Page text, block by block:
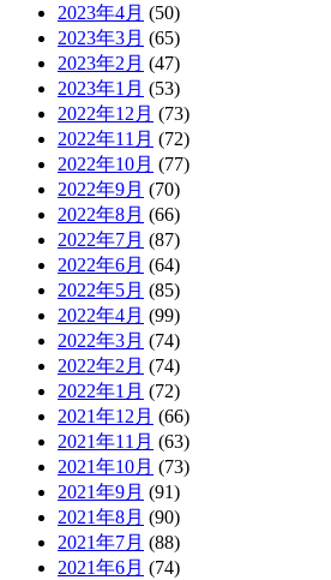
2023年4月 (50)
2023年3月 (65)
2023年2月 (47)
2023年1月 (53)
2022年12月 (73)
2022年11月 (72)
2022年10月 (77)
2022年9月 (70)
2022年8月 (66)
2022年7月 (87)
2022年6月 (64)
2022年5月 (85)
2022年4月 (99)
2022年3月 (74)
2022年2月 (74)
2022年1月 (72)
2021年12月 (66)
2021年11月 (63)
2021年10月 (73)
2021年9月 (91)
2021年8月 (90)
2021年7月 (88)
2021年6月 (74)